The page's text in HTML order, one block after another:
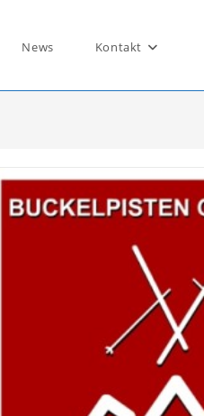
News Kontakt